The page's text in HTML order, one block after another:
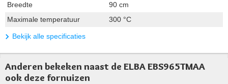
Breedte
90 cm
Maximale temperatuur
300 °C
Bekijk alle specificaties
Anderen bekeken naast de ELBA EBS965TMAA
ook deze fornuizen